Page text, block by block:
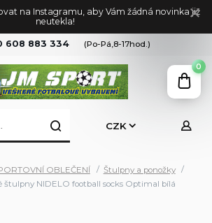
na Instagramu, aby Vám žádná novinka již
neutekla!
CZK
608 883 334 (Po-Pá,8-17hod.)
0
OBLEČENÍ
Štulpny a ponožky
štulpny NIDELO football socks Optimal bílá